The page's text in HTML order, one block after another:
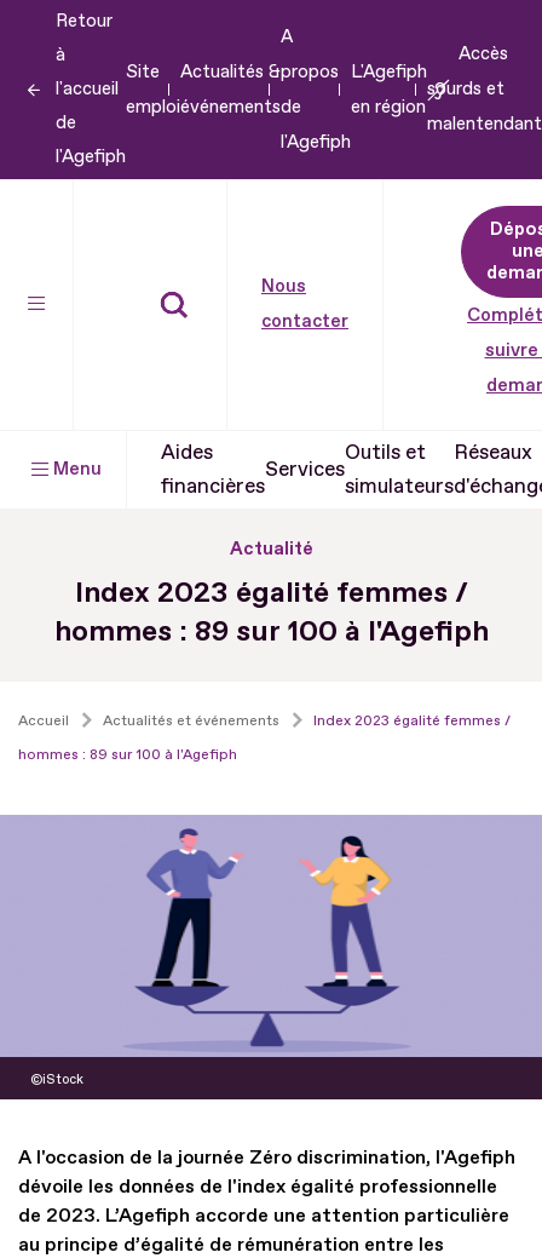
contenu
Retour
à
l'accueil
de
l'Agefiph
Site
emploi
Actualités &
événements
A
propos
de
l'Agefiph
L'Agefiph
en région
Accès
sourds et
Nous
contacter
suivre
Menu
Aides
financières
Services
Outils et
simulateurs
Réseaux
Actualité
Index 2023 égalité femmes /
hommes : 89 sur 100 à l'Agefiph
Accueil Actualités et événements
Index 2023 égalité femmes /
hommes : 89 sur 100 à l'Agefiph
iStock
A l'occasion de la journée Zéro discrimination, l'Agefiph
dévoile les données de l'index égalité professionnelle
de 2023. L’Agefiph accorde une attention particulière
au principe d’égalité de rémunération entre les